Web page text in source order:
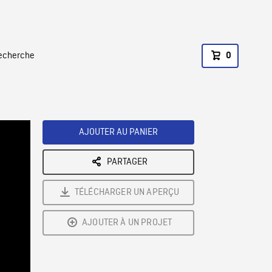
0
AJOUTER AU PANIER
PARTAGER
TÉLÉCHARGER UN APERÇU
AJOUTER À UN PROJET